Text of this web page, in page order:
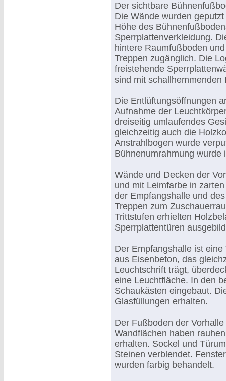
Der sichtbare
Die Wände wurden
Höhe des
Sperrplattenverkleidung.
hintere Raumfußboden
Treppen zugänglich. Die
freistehende
sind mit schallhemmenden
Die Entlüftungsöffnungen
Aufnahme der
dreiseitig umlaufendes
gleichzeitig auch die
Anstrahlbogen wurde
Bühnenumrahmung wurde
Wände und Decken der
und mit Leimfarbe in
der Empfangshalle und
Treppen zum
Trittstufen erhielten
Sperrplattentüren
Der Empfangshalle ist
aus Eisenbeton, das
Leuchtschrift trägt,
eine Leuchtfläche. In den
Schaukästen eingebaut.
Glasfüllungen erhalten.
Der Fußboden der
Wandflächen haben
erhalten. Sockel und
Steinen verblendet.
wurden farbig behandelt.